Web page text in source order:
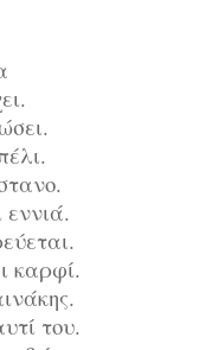
εννιά.
καρφί.
του.